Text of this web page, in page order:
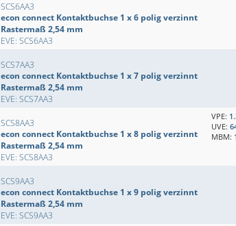
SCS6AA3
econ connect Kontaktbuchse 1 x 6 polig verzinnt
Rastermaß 2,54 mm
EVE: SCS6AA3
SCS7AA3
econ connect Kontaktbuchse 1 x 7 polig verzinnt
Rastermaß 2,54 mm
EVE: SCS7AA3
SCS8AA3
econ connect Kontaktbuchse 1 x 8 polig verzinnt
Rastermaß 2,54 mm
EVE: SCS8AA3
VPE:
UVE:
MBM:
SCS9AA3
econ connect Kontaktbuchse 1 x 9 polig verzinnt
Rastermaß 2,54 mm
EVE: SCS9AA3